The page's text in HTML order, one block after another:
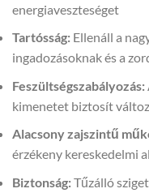
energiaveszteséget
Tartósság: Ellenáll a
ingadozásoknak és a
Feszültségszabályozás:
kimenetet biztosít
Alacsony zajszintű
érzékeny kereskedelmi
Biztonság:Tűzálló